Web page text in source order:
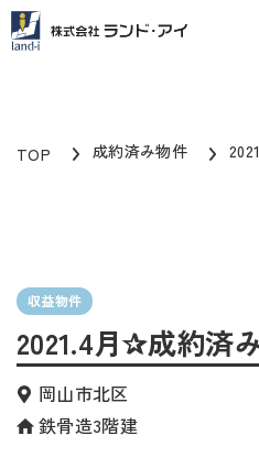
TOP 成約済み物件
収益物件
2021.4月✰成約済
岡山市北区
鉄骨造3階建